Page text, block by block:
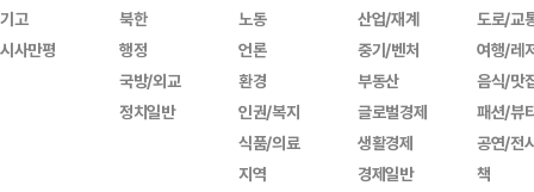
기고
시사만평
북한
행정
국방/외교
정치일반
노동
언론
환경
인권/복지
식품/의료
지역
산업/재계
중기/벤처
부동산
글로벌경제
생활경제
경제일반
도로/교
여행/레
음식/맛
패션/뷰
공연/전
책